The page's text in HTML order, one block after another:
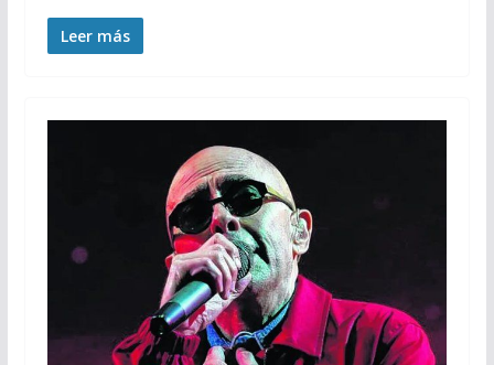
Leer más